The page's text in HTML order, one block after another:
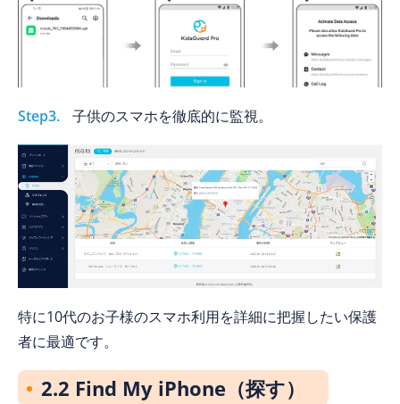
Step3. 子供のスマホを徹底的に監視。
特に10代のお子様のスマホ利用を詳細に把握したい保護
者に最適です。
2.2 Find My iPhone（探す）